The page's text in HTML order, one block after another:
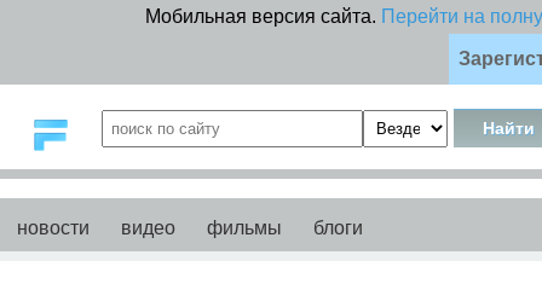
Мобильная версия сайта. Перейти на
новости видео фильмы блоги